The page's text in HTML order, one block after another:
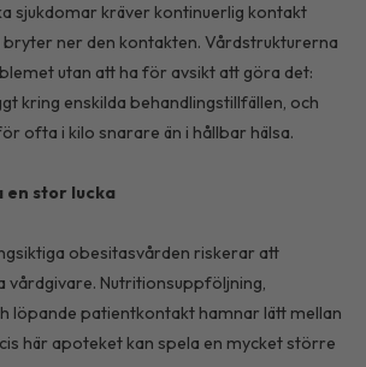
sjukdomar kräver kontinuerlig kontakt
ner den kontakten. Vårdstrukturerna
utan att ha för avsikt att göra det:
kring enskilda behandlingstillfällen, och
ofta i kilo snarare än i hållbar hälsa.
stor lucka
obesitasvården riskerar att
vårdgivare. Nutritionsuppföljning,
löpande patientkontakt hamnar lätt mellan
här apoteket kan spela en mycket större